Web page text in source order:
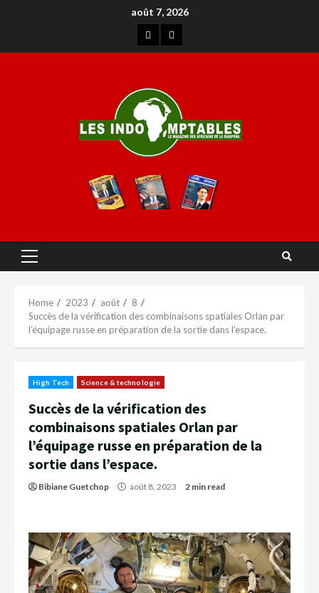
août 7, 2026
Home 2023 août
8
Succès de la vérification des combinaisons spatiales Orlan par
l’équipage russe en préparation de la sortie dans l’espace.
High Tech Science & technologie
Succès de la vérification des
combinaisons spatiales Orlan par
l’équipage russe en préparation de la
sortie dans l’espace.
Bibiane Guetchop août 8, 2023 2 min read